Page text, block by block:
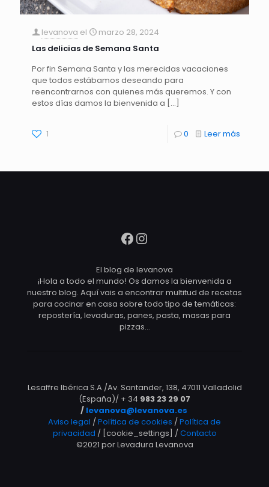
levanova el
marzo 28, 2024
Las delicias de Semana Santa
Por fin Semana Santa y las merecidas vacaciones
que todos estábamos deseando para
reencontrarnos con quienes más queremos. Y con
estos días damos la bienvenida a […]
1 0 Leer más
Facebook
Instagram
El blog de levanova
¡Hola a todo el mundo! Os damos la bienvenida a
nuestro blog. Aquí vais a encontrar multitud de recetas
para cocinar en casa sobre todo tipo de temáticas:
repostería, levaduras, panes, pasta, masas para
pizzas…
Lesaffre Ibérica S.A /Av. Santander, 138, 47011 Valladolid
(España)/ + 34 983 23 29 07
/ levanova@levanova.es
Aviso legal / Política de cookies / Política de
privacidad / [cookie_settings] / Contacto
©2021 por Levadura Levanova